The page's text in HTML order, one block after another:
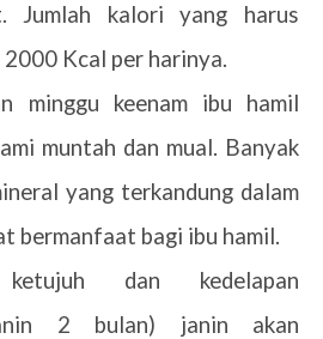
Jumlah kalori yang harus
Kcal per harinya.
minggu keenam ibu hamil
muntah dan mual. Banyak
yang terkandung dalam
bermanfaat bagi ibu hamil.
dan kedelapan
2 bulan) janin akan